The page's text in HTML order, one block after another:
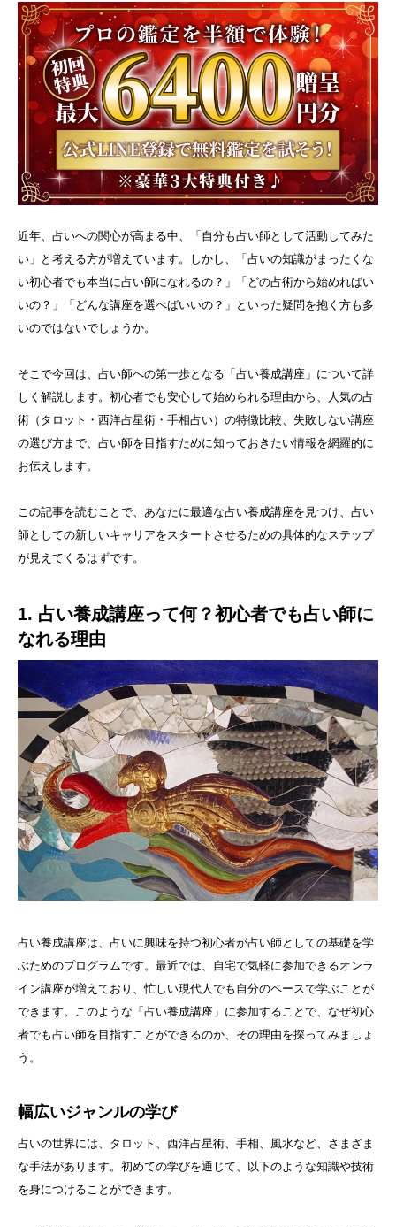
近年、占いへの関心が高まる中、「自分も占い師として活動してみた
い」と考える方が増えています。しかし、「占いの知識がまったくな
い初心者でも本当に占い師になれるの？」「どの占術から始めればい
いの？」「どんな講座を選べばいいの？」といった疑問を抱く方も多
いのではないでしょうか。
そこで今回は、占い師への第一歩となる「占い養成講座」について詳
しく解説します。初心者でも安心して始められる理由から、人気の占
術（タロット・西洋占星術・手相占い）の特徴比較、失敗しない講座
の選び方まで、占い師を目指すために知っておきたい情報を網羅的に
お伝えします。
この記事を読むことで、あなたに最適な占い養成講座を見つけ、占い
師としての新しいキャリアをスタートさせるための具体的なステップ
が見えてくるはずです。
1. 占い養成講座って何？初心者でも占い師に
なれる理由
占い養成講座は、占いに興味を持つ初心者が占い師としての基礎を学
ぶためのプログラムです。最近では、自宅で気軽に参加できるオンラ
イン講座が増えており、忙しい現代人でも自分のペースで学ぶことが
できます。このような「占い養成講座」に参加することで、なぜ初心
者でも占い師を目指すことができるのか、その理由を探ってみましょ
う。
幅広いジャンルの学び
占いの世界には、タロット、西洋占星術、手相、風水など、さまざま
な手法があります。初めての学びを通じて、以下のような知識や技術
を身につけることができます。